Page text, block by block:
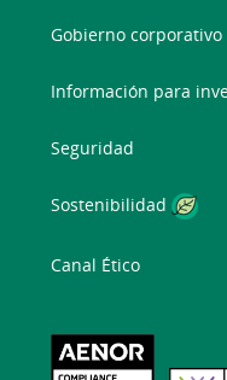
Gobierno
Información para
Seguridad
Sostenibilidad
Canal Ético